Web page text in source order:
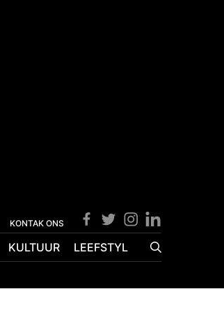
KONTAK ONS
KULTUUR LEEFSTYL